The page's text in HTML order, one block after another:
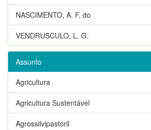
NASCIMENTO, A. F. do
VENDRUSCULO, L. G.
Assunto
Agricultura
Agricultura Sustentável
Agrossilvipastoril